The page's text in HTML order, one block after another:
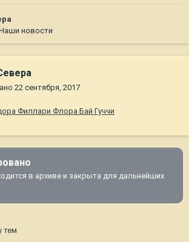
новости
22 сентября, 2017
Филлари Флора Бай Гуччи
в архиве и закрыта для дальнейших
тем